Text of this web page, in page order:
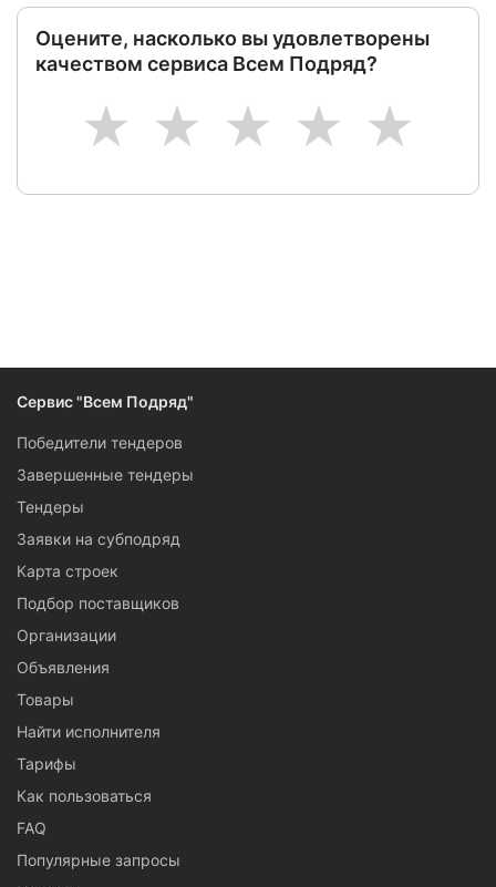
Оцените, насколько вы удовлетворены
качеством сервиса Всем Подряд?
5
4
3
2
1
Сервис "Всем Подряд"
Победители тендеров
Завершенные тендеры
Тендеры
Заявки на субподряд
Карта строек
Подбор поставщиков
Организации
Объявления
Товары
Найти исполнителя
Тарифы
Как пользоваться
FAQ
Популярные запросы